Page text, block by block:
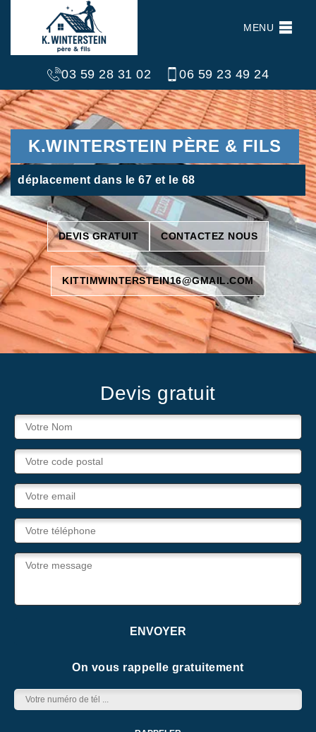
MENU
03 59 28 31 02 06 59 23 49 24
K.WINTERSTEIN PÈRE & FILS
déplacement dans le 67 et le 68
DEVIS GRATUIT CONTACTEZ NOUS
KITTIMWINTERSTEIN16@GMAIL.COM
Devis gratuit
On vous rappelle gratuitement